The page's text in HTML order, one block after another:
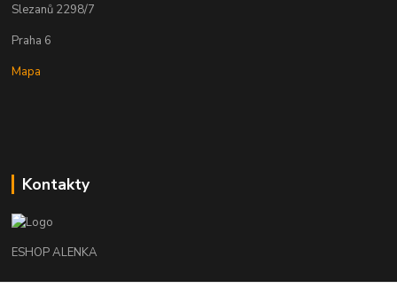
Slezanů 2298/7
Praha 6
Mapa
Kontakty
ESHOP ALENKA